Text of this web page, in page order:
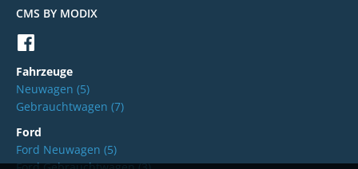
CMS BY MODIX
Fahrzeuge
Neuwagen (5)
Gebrauchtwagen (7)
Ford
Ford Neuwagen (5)